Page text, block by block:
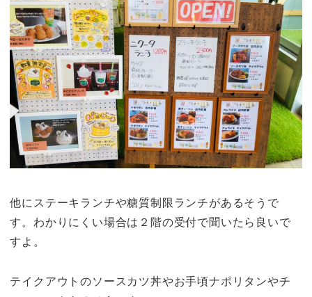
他にステーキランチや糖質制限ランチがあるそうで
す。わかりにくい場合は２階の受付で聞いたら良いで
すよ。
テイクアウトのソースカツ丼やお手頃ナポリタンやチ